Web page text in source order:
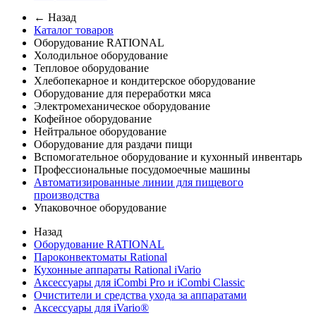
← Назад
Каталог товаров
Оборудование RATIONAL
Холодильное оборудование
Тепловое оборудование
Хлебопекарное и кондитерское оборудование
Оборудование для переработки мяса
Электромеханическое оборудование
Кофейное оборудование
Нейтральное оборудование
Оборудование для раздачи пищи
Вспомогательное оборудование и кухонный инвентарь
Профессиональные посудомоечные машины
Автоматизированные линии для пищевого
производства
Упаковочное оборудование
Назад
Оборудование RATIONAL
Пароконвектоматы Rational
Кухонные аппараты Rational iVario
Аксессуары для iCombi Pro и iCombi Classic
Очистители и средства ухода за аппаратами
Аксессуары для iVario®